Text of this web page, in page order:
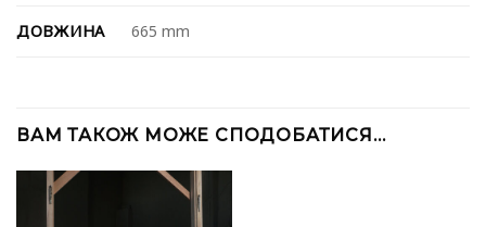
ДОВЖИНА 665 mm
ВАМ ТАКОЖ МОЖЕ СПОДОБАТИСЯ…